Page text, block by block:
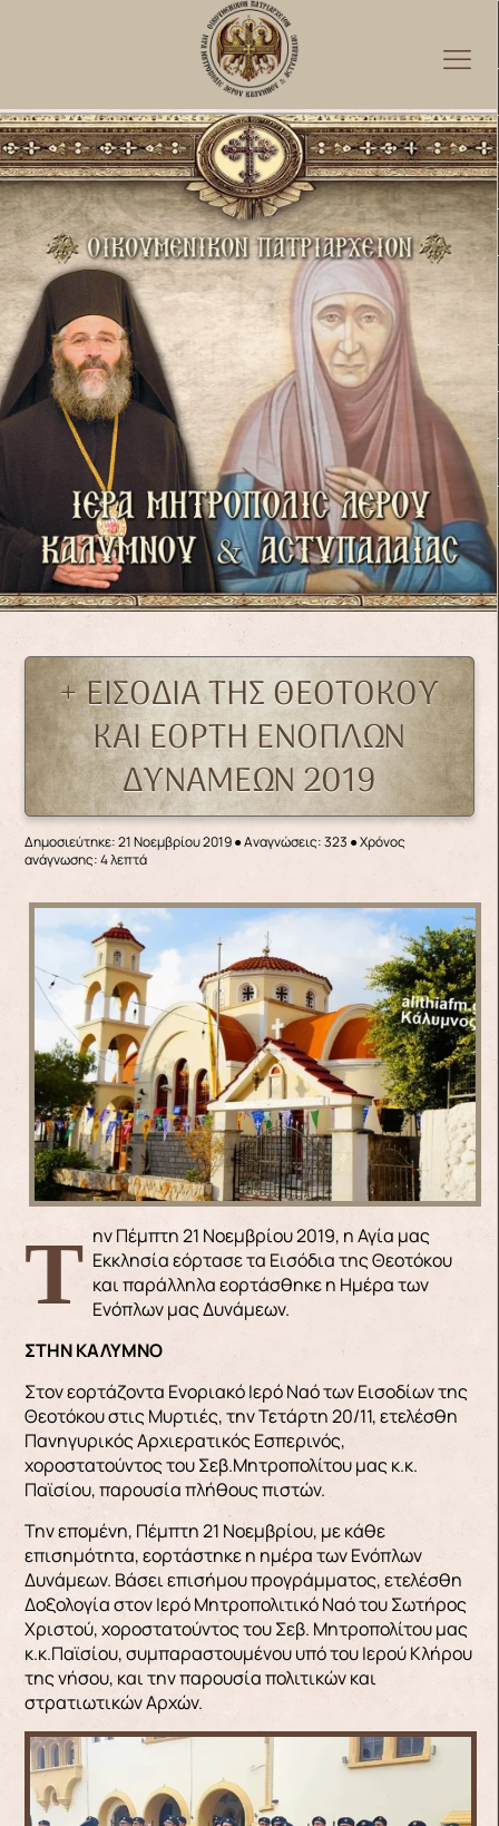
+ ΕΙΣΟΔΙΑ ΤΗΣ ΘΕΟΤΟΚΟΥ
ΚΑΙ ΕΟΡΤΗ ΕΝΟΠΛΩΝ
ΔΥΝΑΜΕΩΝ 2019
Δημοσιεύτηκε: 21 Νοεμβρίου 2019●Αναγνώσεις: 323 ● Χρόνος
ανάγνωσης: 4 λεπτά
Την Πέμπτη 21 Νοεμβρίου 2019, η Αγία μας Εκκλησία εόρτασε τα Εισόδια της Θεοτόκου
και παράλληλα εορτάσθηκε η Ημέρα των
Ενόπλων μας Δυνάμεων.
ΣΤΗΝ ΚΑΛΥΜΝΟ
Στον εορτάζοντα Ενοριακό Ιερό Ναό των Εισοδίων της
Θεοτόκου στις Μυρτιές, την Τετάρτη 20/11, ετελέσθη
Πανηγυρικός Αρχιερατικός Εσπερινός,
χοροστατούντος του Σεβ.Μητροπολίτου μας κ.κ.
Παϊσίου, παρουσία πλήθους πιστών.
Την επομένη, Πέμπτη 21 Νοεμβρίου, με κάθε
επισημότητα, εορτάστηκε η ημέρα των Ενόπλων
Δυνάμεων. Βάσει επισήμου προγράμματος, ετελέσθη
Δοξολογία στον Ιερό Μητροπολιτικό Ναό του Σωτήρος
Χριστού, χοροστατούντος του Σεβ. Μητροπολίτου μας
κ.κ.Παϊσίου, συμπαραστουμένου υπό του Ιερού Κλήρου
της νήσου, και την παρουσία πολιτικών και
στρατιωτικών Αρχών.